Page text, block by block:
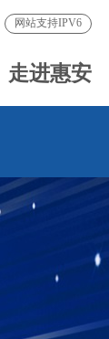
网站支持IPV6
走进惠安